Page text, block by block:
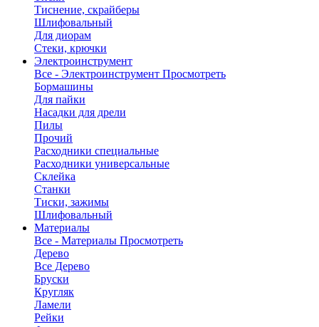
Тиснение, скрайберы
Шлифовальный
Для диорам
Стеки, крючки
Электроинструмент
Все - Электроинструмент Просмотреть
Бормашины
Для пайки
Насадки для дрели
Пилы
Прочий
Расходники специальные
Расходники универсальные
Склейка
Станки
Тиски, зажимы
Шлифовальный
Материалы
Все - Материалы Просмотреть
Дерево
Все Дерево
Бруски
Кругляк
Ламели
Рейки